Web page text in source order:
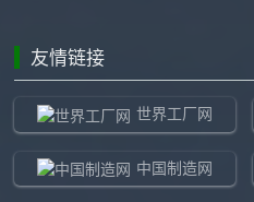
友情链接
世界工厂网
中国制造网